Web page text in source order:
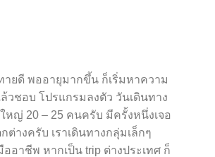
ายดี พออายุมากขึ้น ก็เริ่มหาความ
วชอบ โปรแกรมลงตัว วันเดินทาง
หญ่ 20 – 25 คนครับ มีครั้งหนึ่งเจอ
างครับ เราเดินทางกลุ่มเล็กๆ
อาชีพ หากเป็น trip ต่างประเทศ ก็